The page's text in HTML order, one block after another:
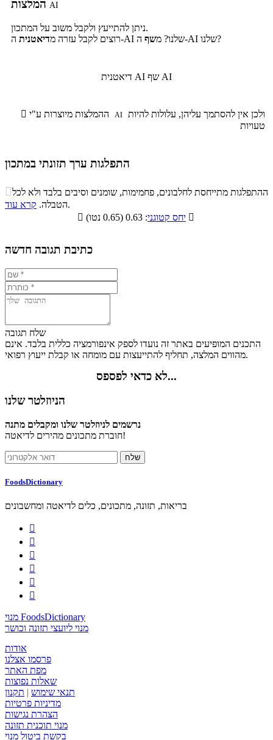
AI
ניתן להתייעץ ולקבל משוב על המתכון.
רוצים לקבל עזרה מדיאטנית ה-AI שלנו? משף ה-AI שלנו?
דיאטנית AI שף AI
 AI
טעויות
התפלגות ערך תזונתי במתכון
התפלגות ערך תזונתי במתכון
סיבים
תזונתיים
שומנים חלבונים
8.9% 51.5%
ההתפלגות מתייחסת לחלבונים, פחמימות, שומנים וסיבים בלבד ולא לכל
הטבלה. קרא עוד
.

יחס קטוגני 
כתיבת תגובה חדשה
שלח תגובה
התכנים המופיעים באתר זה נועדו לספק אינפורמציה כללית בלבד. אינם
מהווים המלצה, תחליף להתייעצות עם מומחה או קבלת ייעוץ רפואי.
לא כדאי לפספס...
הניוזלטר שלנו
נרשמים לניוזלטר שלנו ומקבלים מתנה
חוברת מתכונים מהירים לדיאטה!
FoodsDictionary
בריאות, תזונה, מתכונים, כלים לדיאטה ומחשבונים






מנוי FoodsDictionary
מנוי ליועצי תזונה וכושר
אודות
פרסמו אצלנו
מפת האתר
שאלות נפוצות
תנאי שימוש | תקנון
מדיניות פרטיות
הצהרת נגישות
מנוי תוכנית תזונה
בקשת ביטול מנוי